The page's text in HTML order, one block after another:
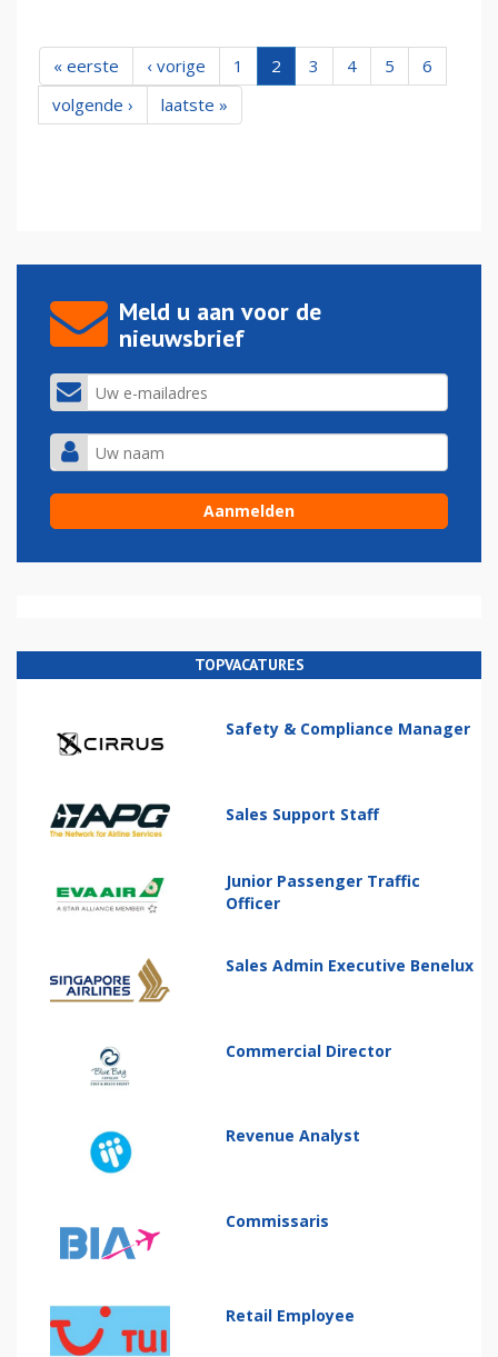
« eerste ‹ vorige 1 2 3 4 5
6
volgende ›
laatste »
Meld u aan voor de
nieuwsbrief
TOPVACATURES
Safety & Compliance Manager
Sales Support Staff
Junior Passenger Traffic
Officer
Sales Admin Executive Benelux
Commercial Director
Revenue Analyst
Commissaris
Retail Employee